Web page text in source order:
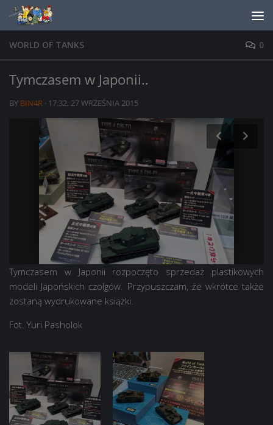
Skip to content
WORLD OF TANKS 0
Tymczasem w Japonii..
BY BIN4R · 17:32, 27 WRZEŚNIA 2015
Tymczasem w Japonii rozpoczęto sprzedaż plastikowych
modeli Japońskich czołgów. Przypuszczam, że wkrótce także
zostaną wydrukowane książki.
Fot. Yuri Pasholok